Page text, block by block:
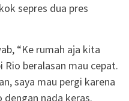
sepres dua pres
“Ke rumah aja kita
Rio beralasan mau cepat.
saya mau pergi karena
dengan nada keras.